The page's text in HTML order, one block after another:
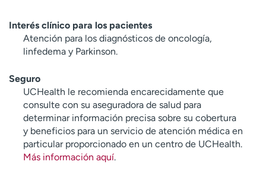
Interés clínico para los pacientes
Atención para los diagnósticos de oncología,
linfedema y Parkinson.
Seguro
UCHealth le recomienda encarecidamente que
consulte con su aseguradora de salud para
determinar información precisa sobre su cobertura
y beneficios para un servicio de atención médica en
particular proporcionado en un centro de UCHealth.
Más información aquí.